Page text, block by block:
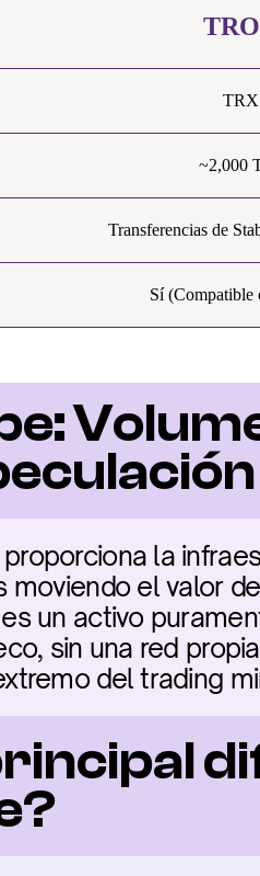
TRX
~2,000
Transferencias de
Sí
la
moviendo el valor
un activo
sin una red
del trading